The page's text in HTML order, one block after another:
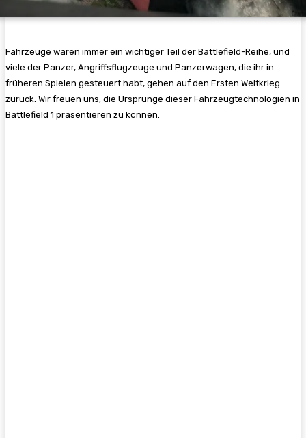
Fahrzeuge waren immer ein wichtiger Teil der Battlefield-Reihe, und
viele der Panzer, Angriffsflugzeuge und Panzerwagen, die ihr in
früheren Spielen gesteuert habt, gehen auf den Ersten Weltkrieg
zurück. Wir freuen uns, die Ursprünge dieser Fahrzeugtechnologien in
Battlefield 1 präsentieren zu können.